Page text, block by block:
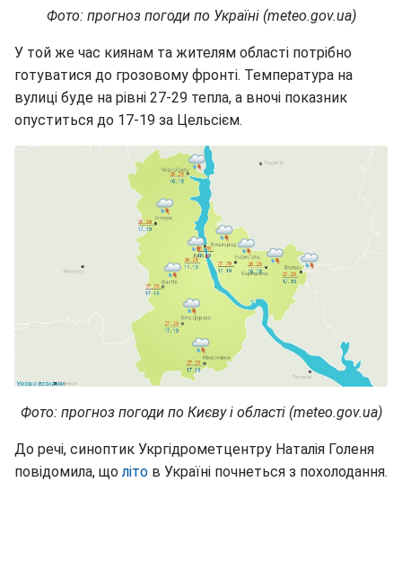
Фото: прогноз погоди по Україні (meteo.gov.ua)
У той же час киянам та жителям області потрібно
готуватися до грозовому фронті. Температура на
вулиці буде на рівні 27-29 тепла, а вночі показник
опуститься до 17-19 за Цельсієм.
Фото: прогноз погоди по Києву і області (meteo.gov.ua)
До речі, синоптик Укргідрометцентру Наталія Голеня
повідомила, щоліто в Україні почнеться з похолодання.